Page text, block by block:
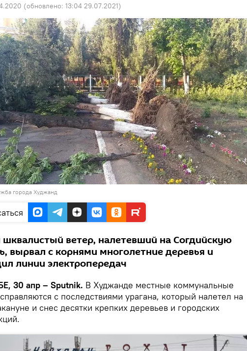
(обновлено: 13:04 29.07.2021)
города Худжанд
шквалистый ветер, налетевший на Согдийскую
вырвал с корнями многолетние деревья и
линии электропередач
30 апр – Sputnik. В Худжанде местные коммунальные
с последствиями урагана, который налетел на
и снес десятки крепких деревьев и городских